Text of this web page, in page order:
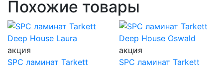
Похожие товары
акция
SPC ламинат Tarkett
акция
SPC ламинат Tarkett